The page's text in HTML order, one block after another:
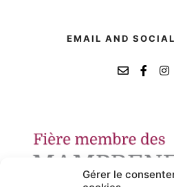
Gérer le
EMAIL AND